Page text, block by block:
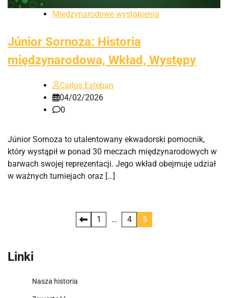
Międzynarodowe wystąpienia
Júnior Sornoza: Historia
międzynarodowa, Wkład, Występy
Carlos Esteban
04/02/2026
0
Júnior Sornoza to utalentowany ekwadorski pomocnik,
który wystąpił w ponad 30 meczach międzynarodowych w
barwach swojej reprezentacji. Jego wkład obejmuje udział
w ważnych turniejach oraz […]
1 … 4 5
Linki
Nasza historia